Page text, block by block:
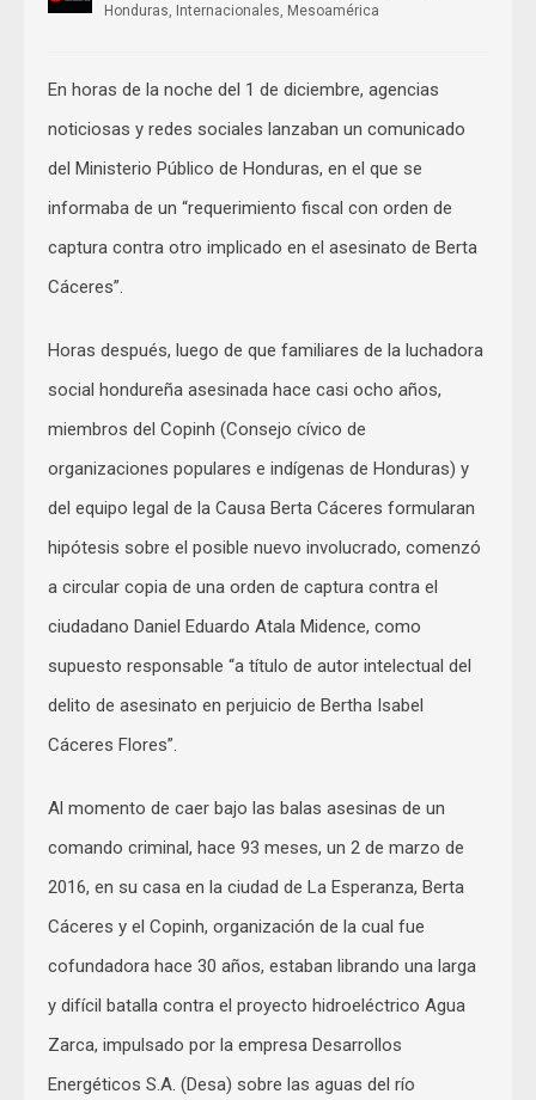
Honduras Internacionales Mesoamérica
En horas de la noche del 1 de diciembre, agencias
noticiosas y redes sociales lanzaban un comunicado
del Ministerio Público de Honduras, en el que se
informaba de un “requerimiento fiscal con orden de
captura contra otro implicado en el asesinato de Berta
Cáceres”.
Horas después, luego de que familiares de la luchadora
social hondureña asesinada hace casi ocho años,
miembros del Copinh (Consejo cívico de
organizaciones populares e indígenas de Honduras) y
del equipo legal de la Causa Berta Cáceres formularan
hipótesis sobre el posible nuevo involucrado, comenzó
a circular copia de una orden de captura contra el
ciudadano Daniel Eduardo Atala Midence, como
supuesto responsable “a título de autor intelectual del
delito de asesinato en perjuicio de Bertha Isabel
Cáceres Flores”.
Al momento de caer bajo las balas asesinas de un
comando criminal, hace 93 meses, un 2 de marzo de
2016, en su casa en la ciudad de La Esperanza, Berta
Cáceres y el Copinh, organización de la cual fue
cofundadora hace 30 años, estaban librando una larga
y difícil batalla contra el proyecto hidroeléctrico Agua
Zarca, impulsado por la empresa Desarrollos
Energéticos S.A. (Desa) sobre las aguas del río